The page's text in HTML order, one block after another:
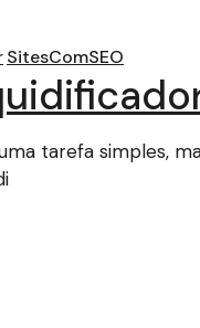
SitesComSEO
tarefa simples,